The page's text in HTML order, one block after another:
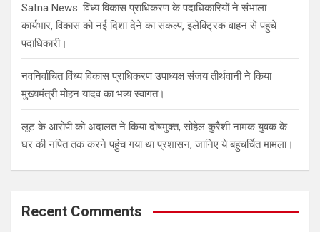
Satna News: विंध्य विकास प्राधिकरण के पदाधिकारियों ने संभाला
कार्यभार, विकास को नई दिशा देने का संकल्प, इलेक्ट्रिक वाहन से पहुंचे
पदाधिकारी।
नवनिर्वाचित विंध्य विकास प्राधिकरण उपाध्यक्ष संजय तीर्थवानी ने किया
मुख्यमंत्री मोहन यादव का भव्य स्वागत।
लूट के आरोपी को अदालत ने किया दोषमुक्त, सोहेल कुरैशी नामक युवक के
घर की नपित तक करने पहुंच गया था प्रशासन, जानिए ये बहुचर्चित मामला।
Recent Comments